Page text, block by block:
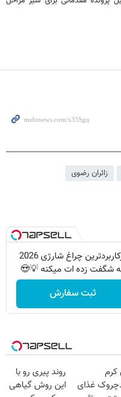
زائران رضوی
پرکاربردترین چراغ شارژی 2026
شگفت زده ات میکنه 💡😍
ثبت سفارش
کرم
غذای
روند پیری رو با
این روش گیاهی